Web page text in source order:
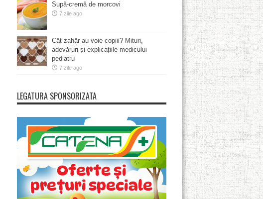
Supă-cremă de morcovi
7 zile ago
Cât zahăr au voie copiii? Mituri,
adevăruri și explicațiile medicului
pediatru
7 zile ago
LEGATURA SPONSORIZATA